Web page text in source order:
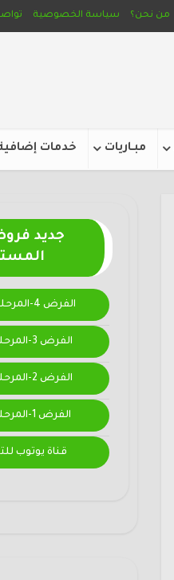
من نحن؟ سياسة الخصوصية
مبـاريات خدمات
جديد
الفرض 4-المرحلة الرابعة
الفرض 3-المرحلة الثالثة
الفرض 2-المرحلة الثانية
الفرض 1-المرحلة الأولى
قناة يوتوب